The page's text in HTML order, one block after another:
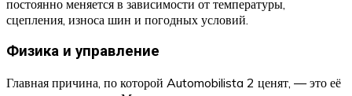
постоянно меняется в зависимости от температуры,
сцепления, износа шин и погодных условий.
Физика и управление
Главная причина, по которой Automobilista 2 ценят, — это её